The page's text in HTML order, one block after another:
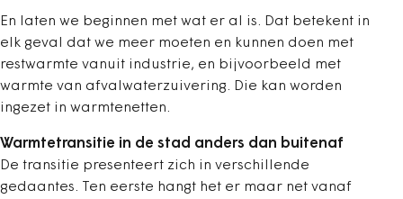
En laten we beginnen met wat er al is. Dat betekent in
elk geval dat we meer moeten en kunnen doen met
restwarmte vanuit industrie, en bijvoorbeeld met
warmte van afvalwaterzuivering. Die kan worden
ingezet in warmtenetten.
Warmtetransitie in de stad anders dan buitenaf
De transitie presenteert zich in verschillende
gedaantes. Ten eerste hangt het er maar net vanaf